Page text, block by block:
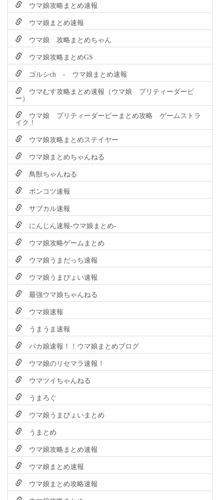
ウマ娘攻略まとめ速報
ウマ娘まとめ速報
ウマ娘 攻略まとめちゃん
ウマ娘攻略まとめGS
ゴルシch - ウマ娘まとめ速報
ウマむす攻略まとめ速報（ウマ娘 プリティーダービ
ー）
ウマ娘 プリティーダービーまとめ攻略 ゲームストラ
イク！
ウマ娘攻略まとめステイヤー
ウマ娘まとめちゃんねる
鳥獣ちゃんねる
ポンコツ速報
サブカル速報
にんじん速報-ウマ娘まとめ-
ウマ娘攻略ゲームまとめ
ウマ娘うまだっち速報
ウマ娘うまぴょい速報
最強ウマ娘ちゃんねる
ウマ娘速報
うまうま速報
パカ娘速報！！ウマ娘まとめブログ
ウマ娘のリセマラ速報！
ウマツイちゃんねる
うまろぐ
ウマ娘うまぴょいまとめ
うまとめ
ウマ娘攻略まとめ速報
ウマ娘まとめ速報
ウマ娘まとめ攻略速報